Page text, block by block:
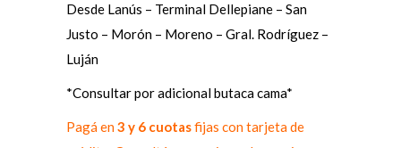
Desde Lanús – Terminal Dellepiane – San
Justo – Morón – Moreno – Gral. Rodríguez –
Luján
*Consultar por adicional butaca cama*
Pagá en3 y 6 cuotasfijas con tarjeta de